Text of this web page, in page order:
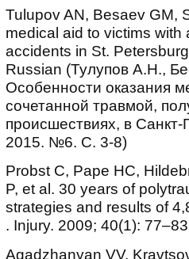
Tulupov AN, Besaev GM,
medical aid to victims
accidents in St.
Russian (Тулупов А.Н.,
Особенности оказания
сочетанной травмой,
происшествиях, в Санкт-
2015. №6. С. 3-8)
Probst C, Pape HC,
P, et al. 30 years of
strategies and results of
. Injury. 2009; 40(1): 77–83
Agadzhanyan VV,